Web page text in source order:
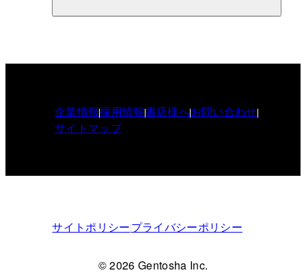
企業情報採用情報書店様へお問い合わせ
サイトマップ
サイトポリシープライバシーポリシー
© 2026 Gentosha Inc.